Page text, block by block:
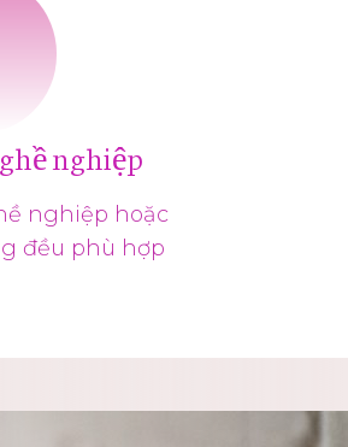
nghiệp
nghiệp hoặc
đều phù hợp